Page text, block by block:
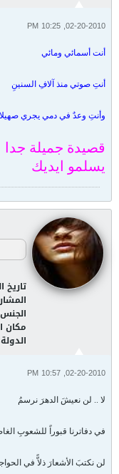
02-20-2010, 10:25 PM
أنت أسمائي ومائي
أنتِ صوتي منذ آلافِ السنينِ
وأنتِ وعدٌ في دمي يجري صهيلا
قصيدة جميلة جدا
يسلمو ايديك
تاريخ
مكان
02-20-2010, 10:57 PM
لا .. لن نعيشَ الدهرَ نرسمُ
في دفاترنا قبوراً للشعوبِ
لن نكتبَ الأشعارَ ذلاًّ في